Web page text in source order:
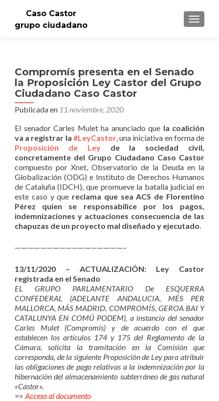
Caso Castor
grupo ciudadano
Compromís presenta en el Senado
la Proposición Ley Castor del Grupo
Ciudadano Caso Castor
Publicada en 11 noviembre, 2020
El senador Carles Mulet ha anunciado que la coalición
va a registrar la #LeyCastor, una iniciativa en forma de
Proposición de Leyde la sociedad civil,
concretamente del Grupo Ciudadano Caso Castor
compuesto por Xnet, Observatorio de la Deuda en la
Globalización (ODG) e Instituto de Derechos Humanos
de Cataluña (IDCH), que promueve la batalla judicial en
este caso y que reclama que sea ACS de Florentino
Pérez quien se responsabilice por los pagos,
indemnizaciones y actuaciones consecuencia de las
chapuzas de un proyecto mal diseñado y ejecutado.
—————————————————–
13/11/2020 – ACTUALIZACIÓN: Ley Castor
registrada en el Senado
EL GRUPO PARLAMENTARIO De ESQUERRA
CONFEDERAL (ADELANTE ANDALUCIA, MÉS PER
MALLORCA, MÁS MADRID, COMPROMÍS, GEROA BAI Y
CATALUNYA EN COMÚ PODEM), a instancia del senador
Carles Mulet (Compromís) y de acuerdo con el que
establecen los artículos 174 y 175 del Reglamento de la
Cámara, solicita la tramitación en la Comisión que
corresponda, de la siguiente Proposición de Ley para atribuir
las obligaciones de pago relativas a la indemnización por la
hibernación del almacenamiento subterráneo de gas natural
«Castor».
=> Acceso al documento